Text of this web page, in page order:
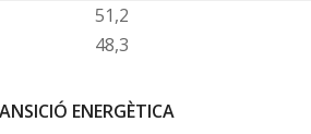
51,2
48,3
ENERGÈTICA